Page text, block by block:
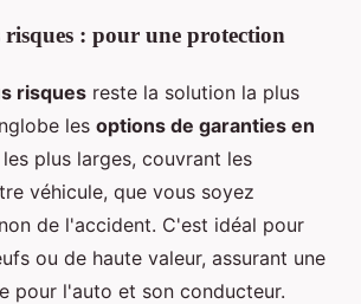
risques : pour une protection
risques reste la solution la plus
les options de garanties en
les plus larges, couvrant les
véhicule, que vous soyez
de l'accident. C'est idéal pour
ou de haute valeur, assurant une
pour l'auto et son conducteur.